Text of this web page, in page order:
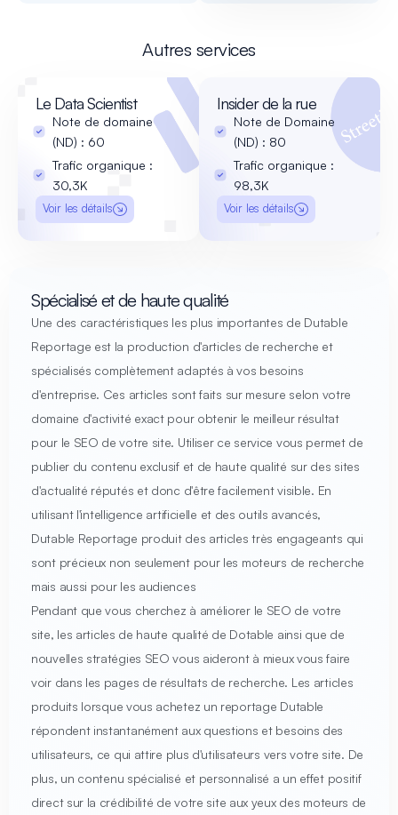
Autres services
Le Data Scientist
Note de domaine
(ND) : 60
Trafic organique :
30,3K
Voir les détails
Insider de la rue
Note de Domaine
(ND) : 80
Trafic organique :
98,3K
Voir les détails
Spécialisé et de haute qualité
Une des caractéristiques les plus importantes de Dutable
Reportage est la production d'articles de recherche et
spécialisés complètement adaptés à vos besoins
d'entreprise. Ces articles sont faits sur mesure selon votre
domaine d'activité exact pour obtenir le meilleur résultat
pour le SEO de votre site. Utiliser ce service vous permet de
publier du contenu exclusif et de haute qualité sur des sites
d'actualité réputés et donc d'être facilement visible. En
utilisant l'intelligence artificielle et des outils avancés,
Dutable Reportage produit des articles très engageants qui
sont précieux non seulement pour les moteurs de recherche
mais aussi pour les audiences
Pendant que vous cherchez à améliorer le SEO de votre
site, les articles de haute qualité de Dotable ainsi que de
nouvelles stratégies SEO vous aideront à mieux vous faire
voir dans les pages de résultats de recherche. Les articles
produits lorsque vous achetez un reportage Dutable
répondent instantanément aux questions et besoins des
utilisateurs, ce qui attire plus d'utilisateurs vers votre site. De
plus, un contenu spécialisé et personnalisé a un effet positif
direct sur la crédibilité de votre site aux yeux des moteurs de